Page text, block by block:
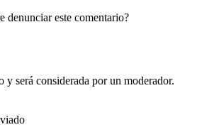
denunciar este comentario?
y será considerada por un moderador.